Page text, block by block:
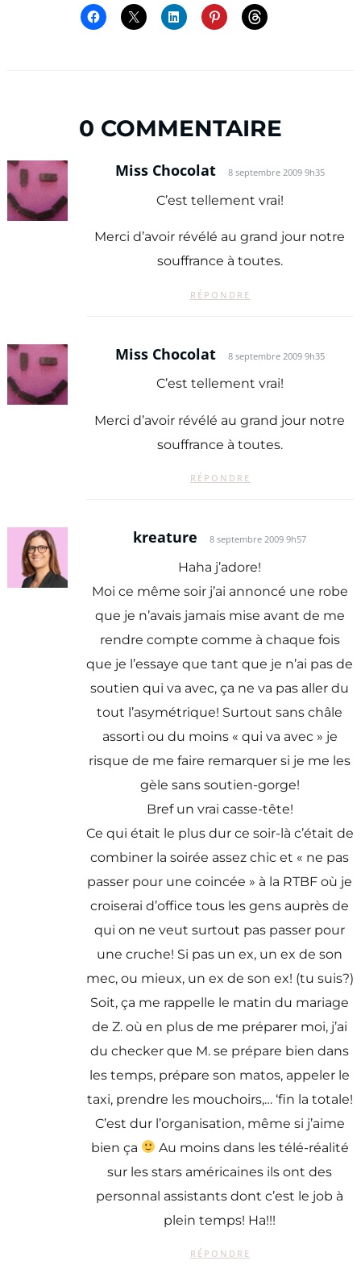
0 COMMENTAIRE
Miss Chocolat 8 septembre 2009 9h35
C’est tellement vrai!
Merci d’avoir révélé au grand jour notre
souffrance à toutes.
RÉPONDRE
Miss Chocolat 8 septembre 2009 9h35
C’est tellement vrai!
Merci d’avoir révélé au grand jour notre
souffrance à toutes.
RÉPONDRE
kreature 8 septembre 2009 9h57
Haha j’adore!
Moi ce même soir j’ai annoncé une robe
que je n’avais jamais mise avant de me
rendre compte comme à chaque fois
que je l’essaye que tant que je n’ai pas de
soutien qui va avec, ça ne va pas aller du
tout l’asymétrique! Surtout sans châle
assorti ou du moins « qui va avec » je
risque de me faire remarquer si je me les
gèle sans soutien-gorge!
Bref un vrai casse-tête!
Ce qui était le plus dur ce soir-là c’était de
combiner la soirée assez chic et « ne pas
passer pour une coincée » à la RTBF où je
croiserai d’office tous les gens auprès de
qui on ne veut surtout pas passer pour
une cruche! Si pas un ex, un ex de son
mec, ou mieux, un ex de son ex! (tu suis?)
Soit, ça me rappelle le matin du mariage
de Z. où en plus de me préparer moi, j’ai
du checker que M. se prépare bien dans
les temps, prépare son matos, appeler le
taxi, prendre les mouchoirs,… ‘fin la totale!
C’est dur l’organisation, même si j’aime
bien ça
Au moins dans les télé-réalité
sur les stars américaines ils ont des
personnal assistants dont c’est le job à
plein temps! Ha!!!
RÉPONDRE